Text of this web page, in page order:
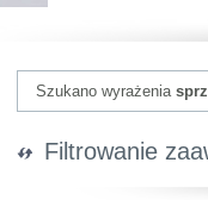
Szukano wyrażenia
Filtrowanie